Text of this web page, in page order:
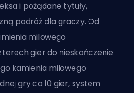
i pożądane tytuły,
podróż dla graczy. Od
milowego
gier do nieskończenie
kamienia milowego
gry co 10 gier, system